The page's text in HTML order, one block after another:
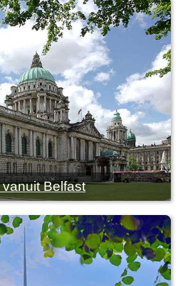
Belfast